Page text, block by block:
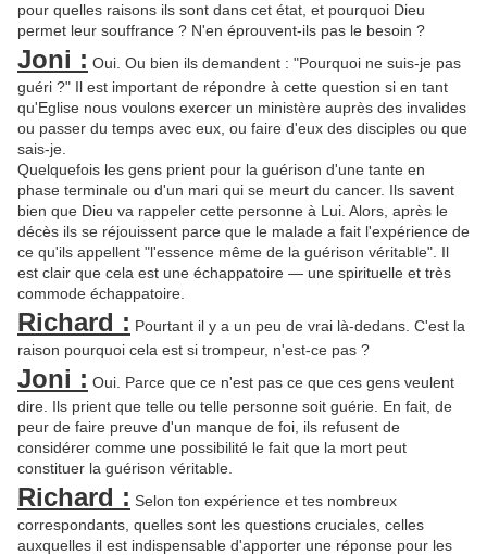
pour quelles raisons ils sont dans cet état, et pourquoi Dieu
permet leur souffrance ? N'en éprouvent-ils pas le besoin ?
Joni : Oui. Ou bien ils demandent : "Pourquoi ne suis-je pas
guéri ?" Il est important de répondre à cette question si en tant
qu'Eglise nous voulons exercer un ministère auprès des invalides
ou passer du temps avec eux, ou faire d'eux des disciples ou que
sais-je.
Quelquefois les gens prient pour la guérison d'une tante en
phase terminale ou d'un mari qui se meurt du cancer. Ils savent
bien que Dieu va rappeler cette personne à Lui. Alors, après le
décès ils se réjouissent parce que le malade a fait l'expérience de
ce qu'ils appellent "l'essence même de la guérison véritable". Il
est clair que cela est une échappatoire — une spirituelle et très
commode échappatoire.
Richard : Pourtant il y a un peu de vrai là-dedans. C'est la
raison pourquoi cela est si trompeur, n'est-ce pas ?
Joni : Oui. Parce que ce n'est pas ce que ces gens veulent
dire. Ils prient que telle ou telle personne soit guérie. En fait, de
peur de faire preuve d'un manque de foi, ils refusent de
considérer comme une possibilité le fait que la mort peut
constituer la guérison véritable.
Richard : Selon ton expérience et tes nombreux
correspondants, quelles sont les questions cruciales, celles
auxquelles il est indispensable d'apporter une réponse pour les